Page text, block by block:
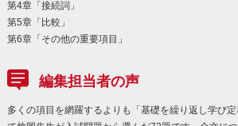
第4章「接続詞」
第5章「比較」
第6章「その他の重要項目」
編集担当者の声
多くの項目を網羅するよりも「基礎を繰り返し学び